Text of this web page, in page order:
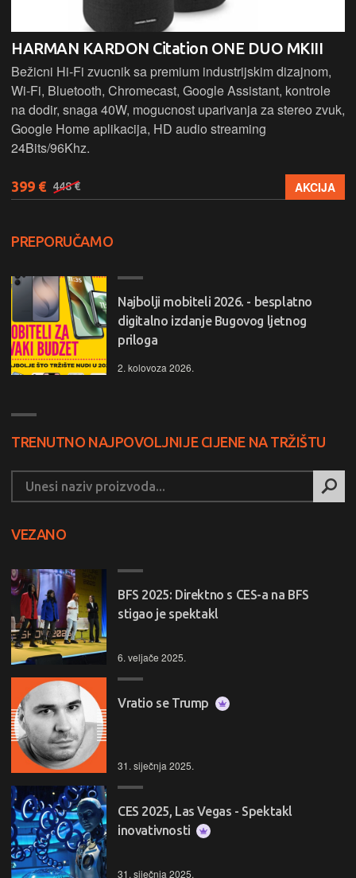
HARMAN KARDON Citation ONE DUO MKIII
Bežicni Hi-Fi zvucnik sa premium industrijskim dizajnom,
Wi-Fi, Bluetooth, Chromecast, Google Assistant, kontrole
na dodir, snaga 40W, mogucnost uparivanja za stereo zvuk,
Google Home aplikacija, HD audio streaming
24Bits/96Khz.
399 € 448 € AKCIJA
PREPORUČAMO
Najbolji mobiteli 2026. - besplatno
digitalno izdanje Bugovog ljetnog
priloga
2. kolovoza 2026.
TRENUTNO NAJPOVOLJNIJE CIJENE NA TRŽIŠTU
VEZANO
BFS 2025: Direktno s CES-a na BFS
stigao je spektakl
6. veljače 2025.
Vratio se Trump
31. siječnja 2025.
CES 2025, Las Vegas - Spektakl
inovativnosti
31. siječnja 2025.